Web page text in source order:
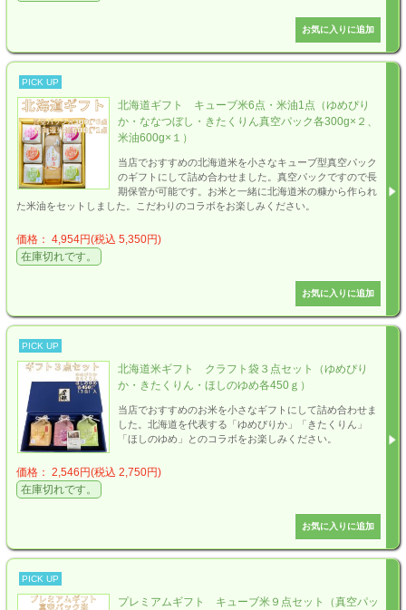
PICK UP
北海道ギフト キューブ米6点・米油1点（ゆめぴり
か・ななつぼし・きたくりん真空パック各300g×２、
米油600g×１）
当店でおすすめの北海道米を小さなキューブ型真空パック
のギフトにして詰め合わせました。真空パックですので長
期保管が可能です。お米と一緒に北海道米の糠から作られ
た米油をセットしました。こだわりのコラボをお楽しみください。
価格： 4,954円(税込 5,350円)
在庫切れです。
PICK UP
北海道米ギフト クラフト袋３点セット（ゆめぴり
か・きたくりん・ほしのゆめ各450ｇ）
当店でおすすめのお米を小さなギフトにして詰め合わせま
した。北海道を代表する「ゆめぴりか」「きたくりん」
「ほしのゆめ」とのコラボをお楽しみください。
価格： 2,546円(税込 2,750円)
在庫切れです。
PICK UP
プレミアムギフト キューブ米９点セット（真空パッ